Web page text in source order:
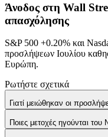
Άνοδος στη Wall
απασχόλησης
S&P 500 +0.20% και
προσλήψεων Ιουλίου
Ευρώπη.
Ρωτήστε σχετικά
Γιατί μειώθηκαν οι
Ποιες μετοχές ηγούνται